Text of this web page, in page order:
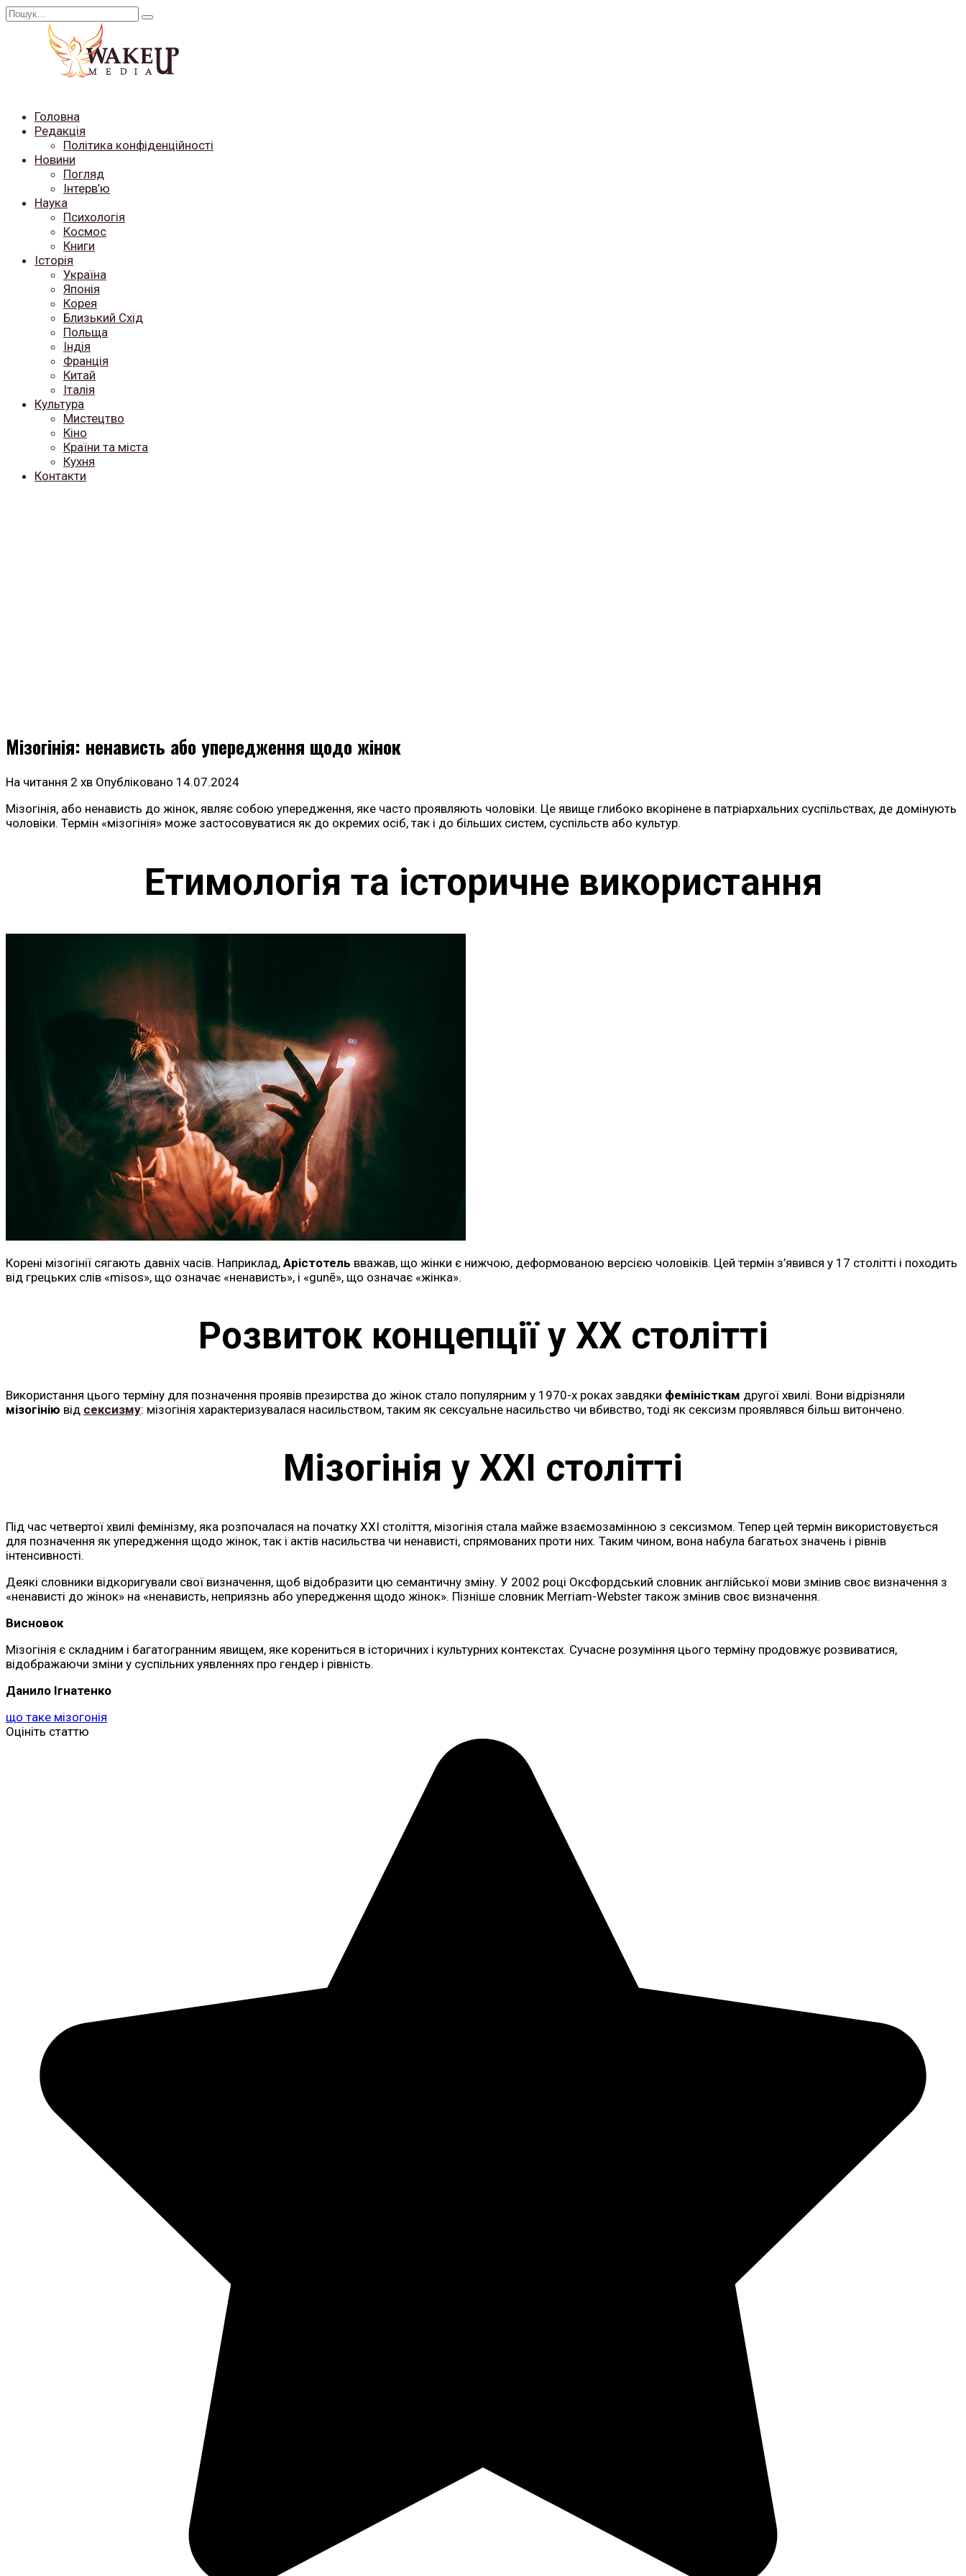
Перейти
Search
Головна
Редакція
Політика конфіденційності
Новини
Погляд
Інтерв’ю
Наука
Психологія
Космос
Книги
Історія
Україна
Японія
Корея
Близький Схід
Польща
Індія
Франція
Китай
Італія
Культура
Мистецтво
Кіно
Країни та міста
Кухня
Контакти
Мізогінія: ненависть або упередження щодо жінок
На читання 2 хв Опубліковано 14.07.2024
Мізогінія, або ненависть до жінок, являє собою упередження, яке часто проявляють чоловіки. Це явище глибоко вкорінене в патріархальних суспільствах, де домінують
чоловіки. Термін «мізогінія» може застосовуватися як до окремих осіб, так і до більших систем, суспільств або культур.
Етимологія та історичне використання
Корені мізогінії сягають давніх часів. Наприклад, Арістотель вважав, що жінки є нижчою, деформованою версією чоловіків. Цей термін з’явився у 17 столітті і походить
від грецьких слів «misos», що означає «ненависть», і «gunē», що означає «жінка».
Розвиток концепції у XX столітті
Використання цього терміну для позначення проявів презирства до жінок стало популярним у 1970-х роках завдяки феміністкам другої хвилі. Вони відрізняли
мізогінію від сексизму: мізогінія характеризувалася насильством, таким як сексуальне насильство чи вбивство, тоді як сексизм проявлявся більш витончено.
Мізогінія у XXI столітті
Під час четвертої хвилі фемінізму, яка розпочалася на початку XXI століття, мізогінія стала майже взаємозамінною з сексизмом. Тепер цей термін використовується
для позначення як упередження щодо жінок, так і актів насильства чи ненависті, спрямованих проти них. Таким чином, вона набула багатьох значень і рівнів
інтенсивності.
Деякі словники відкоригували свої визначення, щоб відобразити цю семантичну зміну. У 2002 році Оксфордський словник англійської мови змінив своє визначення з
«ненависті до жінок» на «ненависть, неприязнь або упередження щодо жінок». Пізніше словник Merriam-Webster також змінив своє визначення.
Висновок
Мізогінія є складним і багатогранним явищем, яке корениться в історичних і культурних контекстах. Сучасне розуміння цього терміну продовжує розвиватися,
відображаючи зміни у суспільних уявленнях про гендер і рівність.
Данило Ігнатенко
що таке мізогонія
Оцініть статтю